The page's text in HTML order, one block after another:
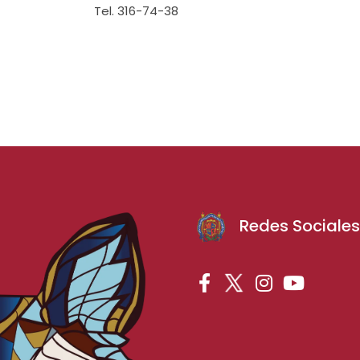
Tel. 316-74-38
Redes Sociales